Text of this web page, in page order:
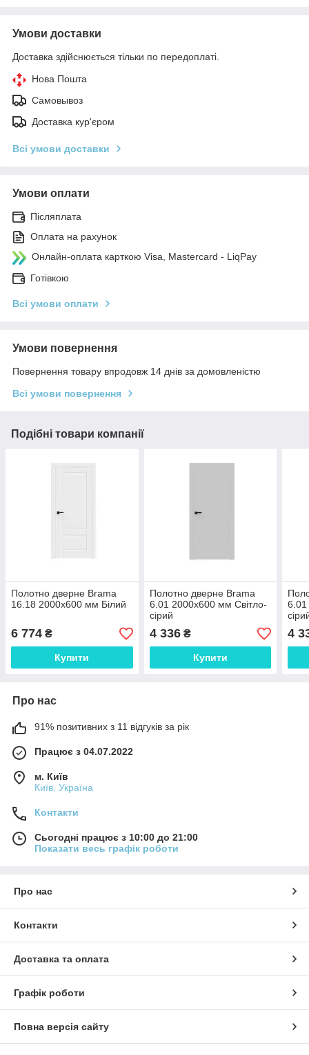
Умови доставки
Доставка здійснюється тільки по передоплаті.
Нова Пошта
Самовывоз
Доставка кур'єром
Всі умови доставки
Умови оплати
Післяплата
Оплата на рахунок
Онлайн-оплата карткою Visa, Mastercard - LiqPay
Готівкою
Всі умови оплати
Умови повернення
Повернення товару впродовж 14 днів за домовленістю
Всі умови повернення
Подібні товари компанії
Полотно дверне Brama
16.18 2000х600 мм Білий
6 774 ₴
Купити
Полотно дверне Brama
6.01 2000х600 мм Світло-
сірий
4 336₴
Купити
6.01
4
Про нас
91% позитивних з 11 відгуків за рік
Працює з 04.07.2022
м. Київ
Київ, Україна
Контакти
Сьогодні працює з 10:00 до 21:00
Показати весь графік роботи
Про нас
Контакти
Доставка та оплата
Графік роботи
Повна версія сайту